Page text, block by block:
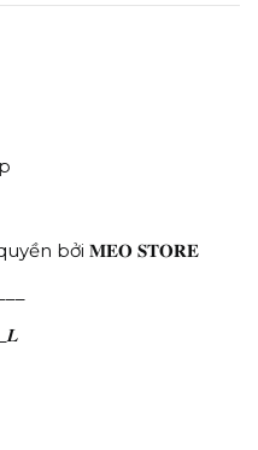
bởi 𝐌𝐄𝐎 𝐒𝐓𝐎𝐑𝐄